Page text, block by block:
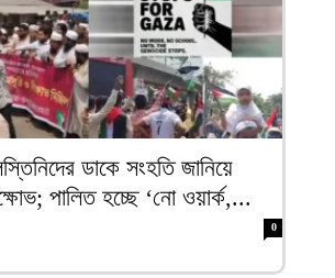
ডাকে সংহতি জানিয়ে
পালিত হচ্ছে ‘নো ওয়ার্ক,...
0